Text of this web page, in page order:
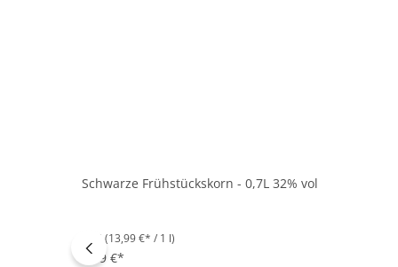
Schwarze Frühstückskorn - 0,7L 32% vol
0.7 l (13,99 €* / 1 l)
9,79 €*